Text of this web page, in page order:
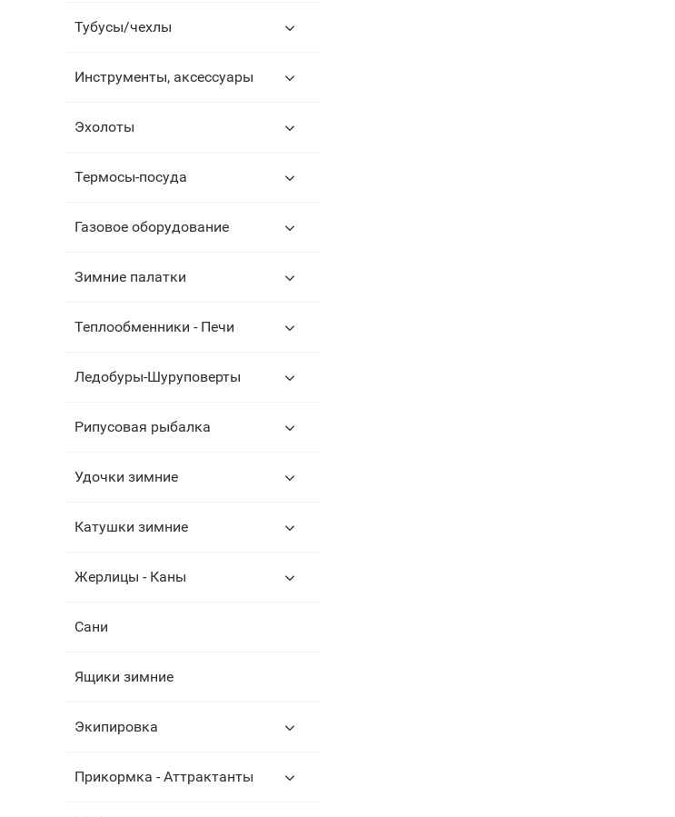
Тубусы/чехлы
Инструменты, аксессуары
Эхолоты
Термосы-посуда
Газовое оборудование
Зимние палатки
Теплообменники - Печи
Ледобуры-Шуруповерты
Рипусовая рыбалка
Удочки зимние
Катушки зимние
Жерлицы - Каны
Сани
Ящики зимние
Экипировка
Прикормка - Аттрактанты